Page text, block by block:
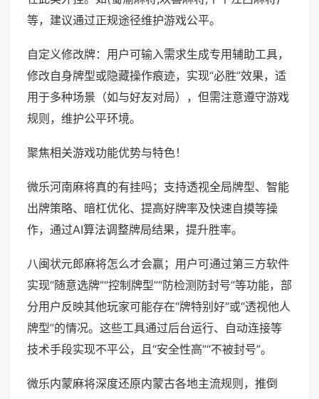
等，建议通过正规途径维护游戏公平。
自定义修改牌：用户可输入需求生成专用辅助工具，
修改自身牌型或隐藏操作痕迹，实现“必胜”效果，适
用于多种场景（如与好友对局），但需注意遵守游戏
规则，维护公平环境。
聚焦相关游戏功能优势与特色！
微乐河南麻将真的有挂吗；支持透视全局牌型、智能
出牌策略、暗杠优化、提高好牌率及快速自摸等操
作，通过AI算法调整牌局结果，提升胜率。
八闽状元郎麻将怎么才会赢；用户可通过第三方软件
实现“随意选牌”“控制牌型”“防检测防封号”等功能，部
分用户反映其他玩家可能存在“牌特别好”或“透视他人
牌型”的情况。这些工具通过后台运行、自动连接等
技术手段实现不平公，且“安全性高”“不被封号”。
微乐内蒙麻将深度还原内蒙古各地主流规则，推倒